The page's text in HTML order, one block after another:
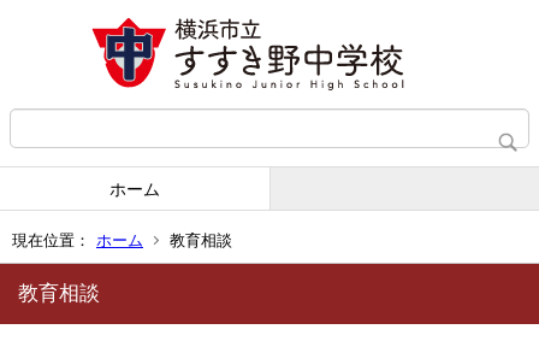
ホーム
現在位置： ホーム 教育相談
教育相談